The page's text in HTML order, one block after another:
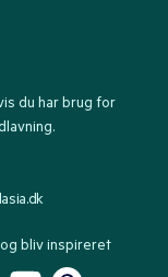
du har brug for
bliv inspireret